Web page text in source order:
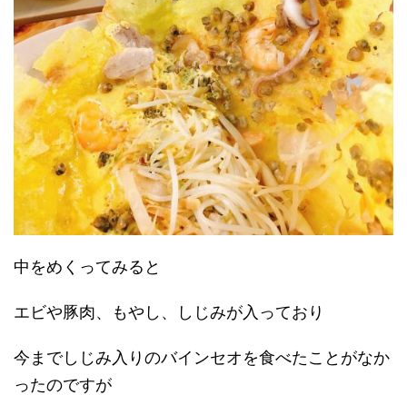
中をめくってみると
エビや豚肉、もやし、しじみが入っており
今までしじみ入りのバインセオを食べたことがなか
ったのですが